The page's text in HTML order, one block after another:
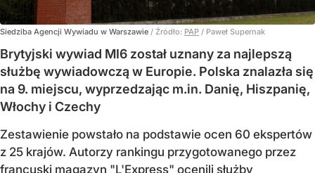
Siedziba Agencji Wywiadu w Warszawie / Źródło: PAP / Paweł Supernak
Brytyjski wywiad MI6 został uznany za najlepszą
służbę wywiadowczą w Europie. Polska znalazła się
na 9. miejscu, wyprzedzając m.in. Danię, Hiszpanię,
Włochy i Czechy
Zestawienie powstało na podstawie ocen 60 ekspertów
z 25 krajów. Autorzy rankingu przygotowanego przez
francuski magazyn "L'Express" ocenili służby